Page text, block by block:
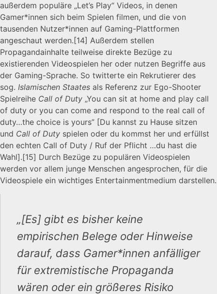
außerdem populäre „Let’s Play“ Videos, in denen
Gamer*innen sich beim Spielen filmen, und die von
tausenden Nutzer*innen auf Gaming-Plattformen
angeschaut werden. [14] Außerdem stellen
Propagandainhalte teilweise direkte Bezüge zu
existierenden Videospielen her oder nutzen Begriffe aus
der Gaming-Sprache. So twitterte ein Rekrutierer des
sog. Islamischen Staates als Referenz zur Ego-Shooter
Spielreihe Call of Duty „You can sit at home and play call
of duty or you can come and respond to the real call of
duty…the choice is yours” [Du kannst zu Hause sitzen
und Call of Duty spielen oder du kommst her und erfüllst
den echten Call of Duty / Ruf der Pflicht …du hast die
Wahl].[15] Durch Bezüge zu populären Videospielen
werden vor allem junge Menschen angesprochen, für die
Videospiele ein wichtiges Entertainmentmedium darstellen.
„[Es] gibt es bisher keine
empirischen Belege oder Hinweise
darauf, dass Gamer*innen anfälliger
für extremistische Propaganda
wären oder ein größeres Risiko